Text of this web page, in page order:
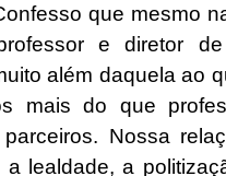
que mesmo
e diretor
além daquela ao
mais do que
Nossa
a lealdade, a